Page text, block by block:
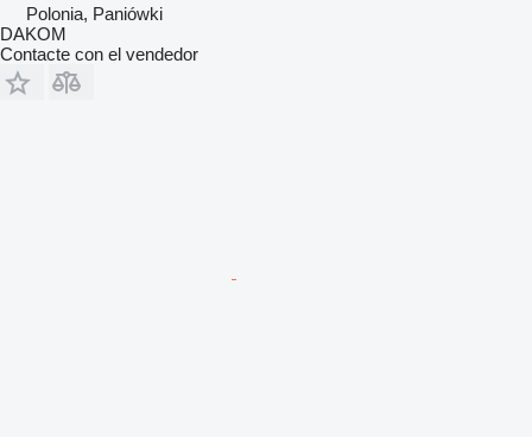
Polonia, Paniówki
DAKOM
Contacte con el vendedor